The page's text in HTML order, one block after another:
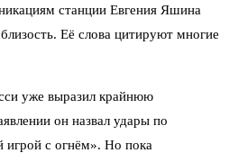
станции Евгения Яшина
Её слова цитируют многие
уже выразил крайнюю
он назвал удары по
игрой с огнём». Но пока